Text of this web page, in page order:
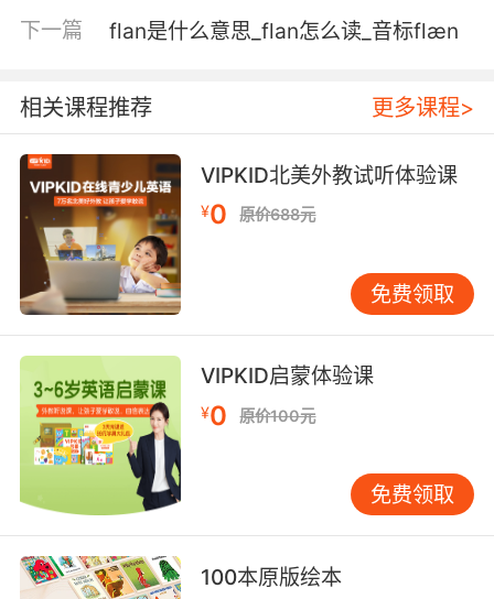
wheatfree flapjacks are ready.
6. And eggs, flapjacks, sausage and biscuits,
还有鸡蛋 燕麦松饼 香肠 饼干 还有一些早餐肉类
7. Smells exactly like liquid flapjacks, sort of
oaty and golden syrupy.
浆
下一篇 flan是什么意思_flan怎么读_音标flæn
相关课程推荐 更多课程>
VIPKID北美外教试听体验课
¥0 原价688元
免费领取
VIPKID启蒙体验课
¥0 原价100元
免费领取
100本原版绘本